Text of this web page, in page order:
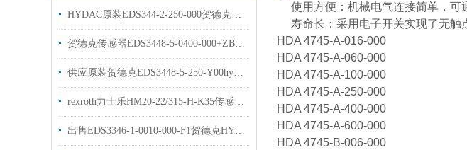
HYDAC原装EDS344-2-250-000贺德克压力开关
贺德克传感器EDS3448-5-0400-000+ZBE08+ZBM3000HYDAC现货库存
供应原装贺德克EDS3448-5-250-Y00hydac压力传感器
rexroth力士乐HM20-22/315-H-K35传感器原装现货
出售EDS3346-1-0010-000-F1贺德克HYDAC传感器
使用方便：机械电气连接简单，可
寿命长：采用电子开关实现了无触
HDA 4745-A-016-000
HDA 4745-A-060-000
HDA 4745-A-100-000
HDA 4745-A-250-000
HDA 4745-A-400-000
HDA 4745-A-600-000
HDA 4745-B-006-000